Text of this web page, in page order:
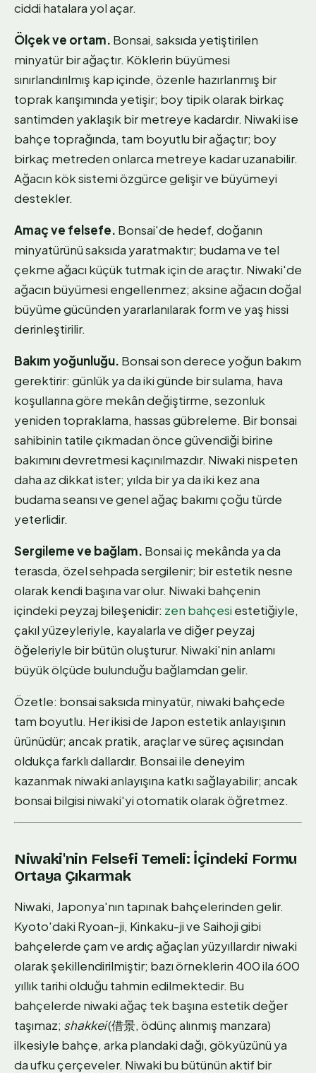
ciddi hatalara yol açar.
Ölçek ve ortam. Bonsai, saksıda yetiştirilen
minyatür bir ağaçtır. Köklerin büyümesi
sınırlandırılmış kap içinde, özenle hazırlanmış bir
toprak karışımında yetişir; boy tipik olarak birkaç
santimden yaklaşık bir metreye kadardır. Niwaki ise
bahçe toprağında, tam boyutlu bir ağaçtır; boy
birkaç metreden onlarca metreye kadar uzanabilir.
Ağacın kök sistemi özgürce gelişir ve büyümeyi
destekler.
Amaç ve felsefe. Bonsai'de hedef, doğanın
minyatürünü saksıda yaratmaktır; budama ve tel
çekme ağacı küçük tutmak için de araçtır. Niwaki'de
ağacın büyümesi engellenmez; aksine ağacın doğal
büyüme gücünden yararlanılarak form ve yaş hissi
derinleştirilir.
Bakım yoğunluğu. Bonsai son derece yoğun bakım
gerektirir: günlük ya da iki günde bir sulama, hava
koşullarına göre mekân değiştirme, sezonluk
yeniden topraklama, hassas gübreleme. Bir bonsai
sahibinin tatile çıkmadan önce güvendiği birine
bakımını devretmesi kaçınılmazdır. Niwaki nispeten
daha az dikkat ister; yılda bir ya da iki kez ana
budama seansı ve genel ağaç bakımı çoğu türde
yeterlidir.
Sergileme ve bağlam. Bonsai iç mekânda ya da
terasda, özel sehpada sergilenir; bir estetik nesne
olarak kendi başına var olur. Niwaki bahçenin
içindeki peyzaj bileşenidir: zen bahçesi estetiğiyle,
çakıl yüzeyleriyle, kayalarla ve diğer peyzaj
öğeleriyle bir bütün oluşturur. Niwaki'nin anlamı
büyük ölçüde bulunduğu bağlamdan gelir.
Özetle: bonsai saksıda minyatür, niwaki bahçede
tam boyutlu. Her ikisi de Japon estetik anlayışının
ürünüdür; ancak pratik, araçlar ve süreç açısından
oldukça farklı dallardır. Bonsai ile deneyim
kazanmak niwaki anlayışına katkı sağlayabilir; ancak
bonsai bilgisi niwaki'yi otomatik olarak öğretmez.
Niwaki'nin Felsefi Temeli: İçindeki Formu
Ortaya Çıkarmak
Niwaki, Japonya'nın tapınak bahçelerinden gelir.
Kyoto'daki Ryoan-ji, Kinkaku-ji ve Saihoji gibi
bahçelerde çam ve ardıç ağaçları yüzyıllardır niwaki
olarak şekillendirilmiştir; bazı örneklerin 400 ila 600
yıllık tarihi olduğu tahmin edilmektedir. Bu
bahçelerde niwaki ağaç tek başına estetik değer
taşımaz; shakkei(借景, ödünç alınmış manzara)
ilkesiyle bahçe, arka plandaki dağı, gökyüzünü ya
da ufku çerçeveler. Niwaki bu bütünün aktif bir